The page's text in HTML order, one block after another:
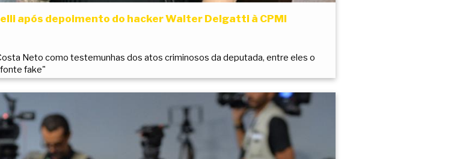
após depoimento do hacker Walter Delgatti à CPMI
Neto como testemunhas dos atos criminosos da deputada, entre eles o
fake"